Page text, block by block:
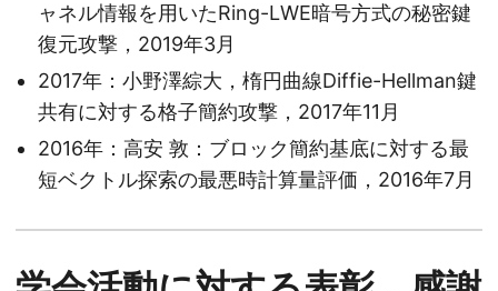
ャネル情報を用いたRing-LWE暗号方式の秘密鍵
復元攻撃，2019年3月
2017年：小野澤綜大，楕円曲線Diffie-Hellman鍵
共有に対する格子簡約攻撃，2017年11月
2016年：高安 敦：ブロック簡約基底に対する最
短ベクトル探索の最悪時計算量評価，2016年7月